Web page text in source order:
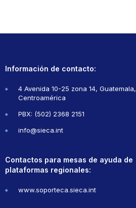
Información de contacto:
4 Avenida 10-25 zona 14, Guatemala,
Centroamérica
PBX: (502) 2368 2151
info@sieca.int
Contactos para mesas de ayuda de
plataformas regionales:
www.soporteca.sieca.int